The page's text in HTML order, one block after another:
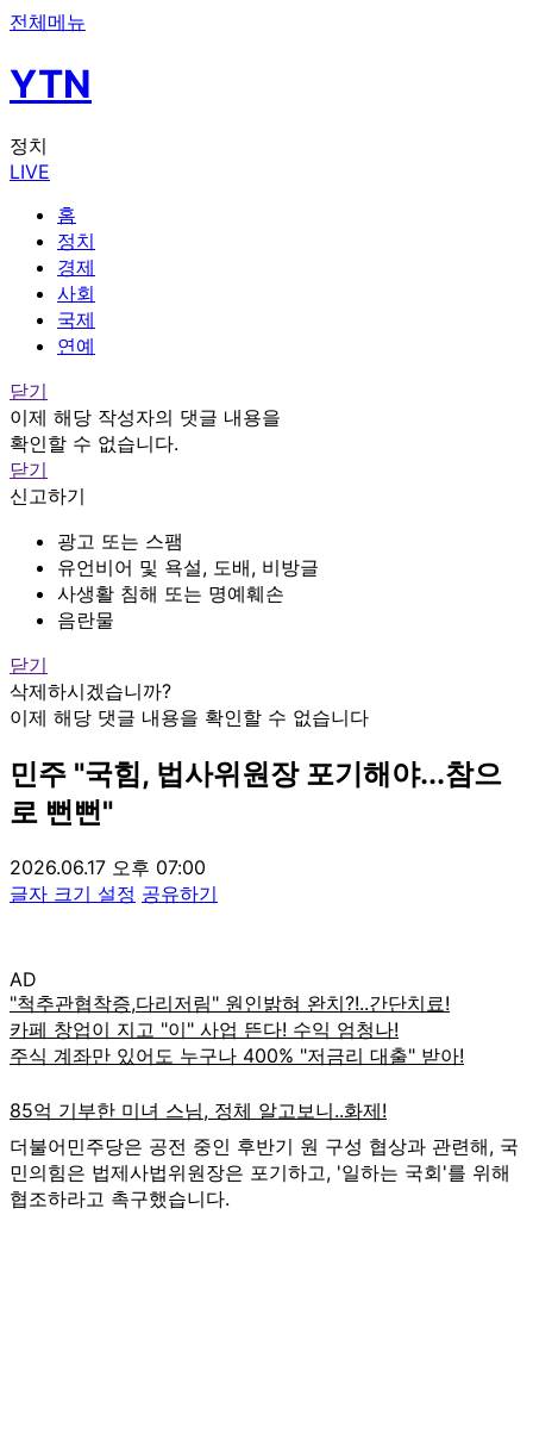
전체메뉴
YTN
정치
LIVE
홈
정치
경제
사회
국제
연예
닫기
이제 해당 작성자의 댓글 내용을
확인할 수 없습니다.
닫기
신고하기
광고 또는 스팸
유언비어 및 욕설, 도배, 비방글
사생활 침해 또는 명예훼손
음란물
닫기
삭제하시겠습니까?
이제 해당 댓글 내용을 확인할 수 없습니다
민주 "국힘, 법사위원장 포기해야...참으
로 뻔뻔"
2026.06.17 오후 07:00
글자 크기 설정 공유하기
AD
더불어민주당은 공전 중인 후반기 원 구성 협상과 관련해, 국
민의힘은 법제사법위원장은 포기하고, '일하는 국회'를 위해
협조하라고 촉구했습니다.